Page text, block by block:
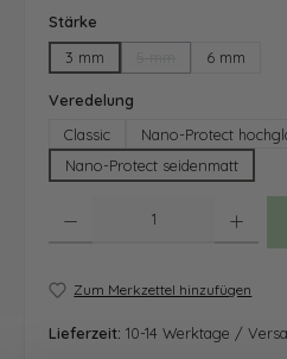
Stärke
3 mm
(Diese Option ist
6 mm
Veredelung
Classic
Nano-Protect
Nano-Protect seidenmatt
Zum Merkzettel hinzufügen
Lieferzeit: 10-14 Werktage /